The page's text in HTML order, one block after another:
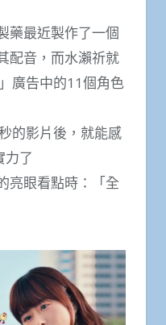
藥最近製作了一個
配音，而水瀨祈就
廣告中的11個角色
的影片後，就能感
力了
亮眼看點時：「全